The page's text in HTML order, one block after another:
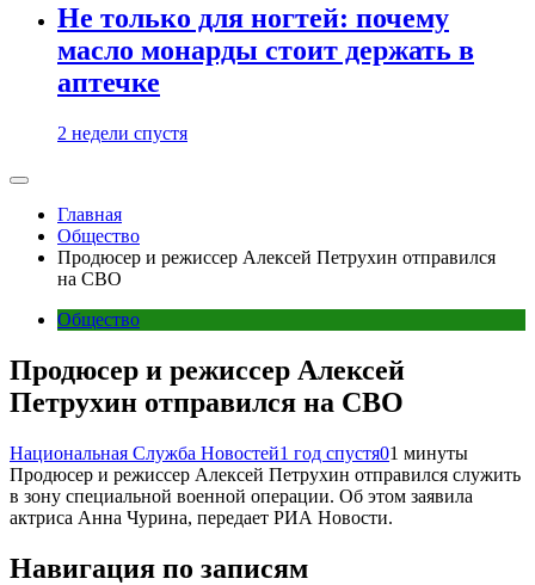
Не только для ногтей: почему
масло монарды стоит держать в
аптечке
2 недели спустя
Главная
Общество
Продюсер и режиссер Алексей Петрухин отправился
на СВО
Общество
Продюсер и режиссер Алексей
Петрухин отправился на СВО
Национальная Служба Новостей1 год спустя01 минуты
Продюсер и режиссер Алексей Петрухин отправился служить
в зону специальной военной операции. Об этом заявила
актриса Анна Чурина, передает РИА Новости.
Навигация по записям